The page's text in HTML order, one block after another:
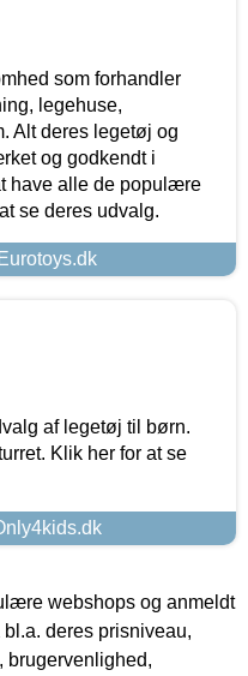
som forhandler
legehuse,
Alt deres legetøj og
og godkendt i
have alle de populære
se deres udvalg.
af legetøj til børn.
Klik her for at se
webshops og anmeldt
deres prisniveau,
brugervenlighed,